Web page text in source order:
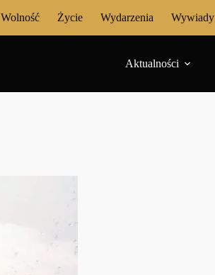
Wolność Życie Wydarzenia Wywiady
Aktualności